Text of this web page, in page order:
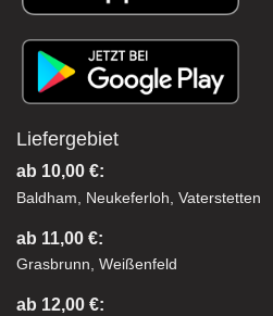
Liefergebiet
ab 10,00 €:
Baldham, Neukeferloh, Vaterstetten
ab 11,00 €:
Grasbrunn, Weißenfeld
ab 12,00 €: